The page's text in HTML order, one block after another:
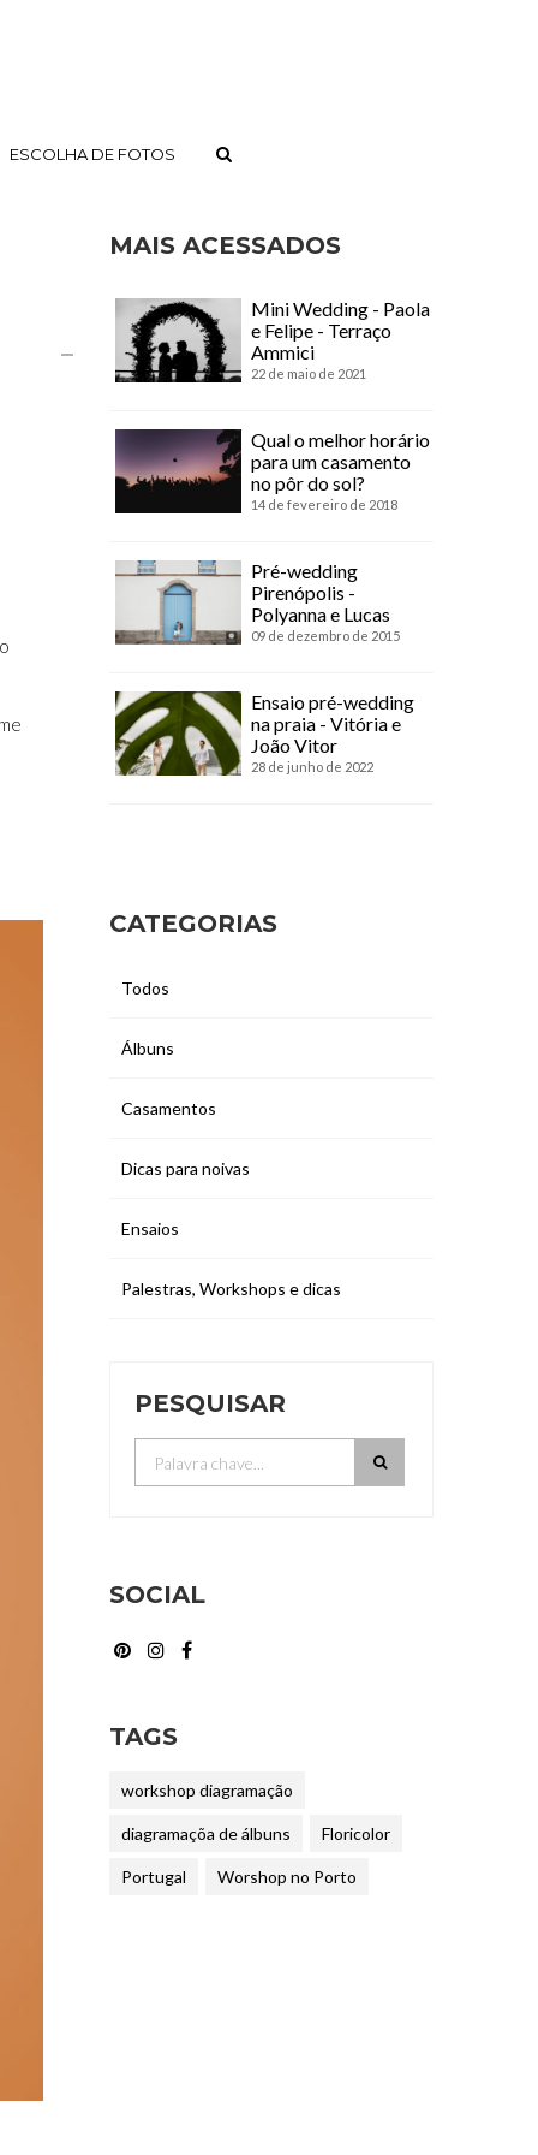
ESCOLHA DE FOTOS
MAIS ACESSADOS
Mini Wedding - Paola
e Felipe - Terraço
Ammici
22 de maio de 2021
Qual o melhor horário
para um casamento
no pôr do sol?
14 de fevereiro de 2018
Pré-wedding
Pirenópolis -
Polyanna e Lucas
09 de dezembro de 2015
Ensaio pré-wedding
na praia - Vitória e
João Vitor
28 de junho de 2022
CATEGORIAS
Todos
Álbuns
Casamentos
Dicas para noivas
Ensaios
Palestras, Workshops e dicas
PESQUISAR
SOCIAL
TAGS
workshop diagramação
diagramaçõa de álbuns Floricolor
Portugal Worshop no Porto